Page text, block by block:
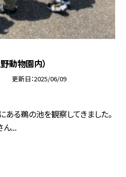
動物園内）
更新日 2025/06/09
る鵜の池を観察してきました。
ん...